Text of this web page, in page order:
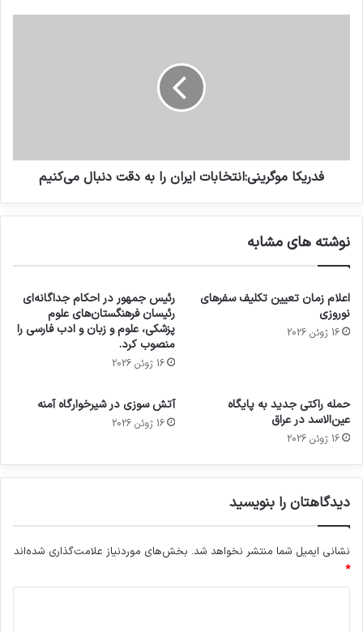
فدریکا موگرینی:انتخابات ایران را به دقت دنبال می‌کنیم
نوشته های مشابه
اعلام زمان تعیین تکلیف سفرهای
نوروزی
16 ژوئن 2026
رئیس جمهور در احکام جداگانه‌ای
رئیسان فرهنگستان‌های علوم
پزشکی، علوم و زبان و ادب فارسی را
منصوب کرد.
16 ژوئن 2026
حمله راکتی جدید به پایگاه
عین‌الاسد در عراق
16 ژوئن 2026
آتش سوزی در شیرخوارگاه آمنه
16 ژوئن 2026
دیدگاهتان را بنویسید
نشانی ایمیل شما منتشر نخواهد شد. بخش‌های موردنیاز علامت‌گذاری شده‌اند
*